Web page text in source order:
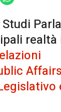
Affairs